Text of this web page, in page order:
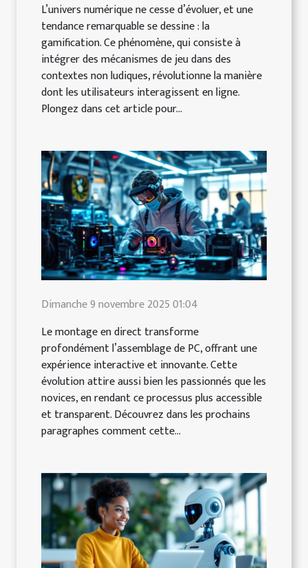
L’univers numérique ne cesse d’évoluer, et une
tendance remarquable se dessine : la
gamification. Ce phénomène, qui consiste à
intégrer des mécanismes de jeu dans des
contextes non ludiques, révolutionne la manière
dont les utilisateurs interagissent en ligne.
Plongez dans cet article pour...
Dimanche 9 novembre 2025 01:04
Le montage en direct transforme
profondément l’assemblage de PC, offrant une
expérience interactive et innovante. Cette
évolution attire aussi bien les passionnés que les
novices, en rendant ce processus plus accessible
et transparent. Découvrez dans les prochains
paragraphes comment cette...